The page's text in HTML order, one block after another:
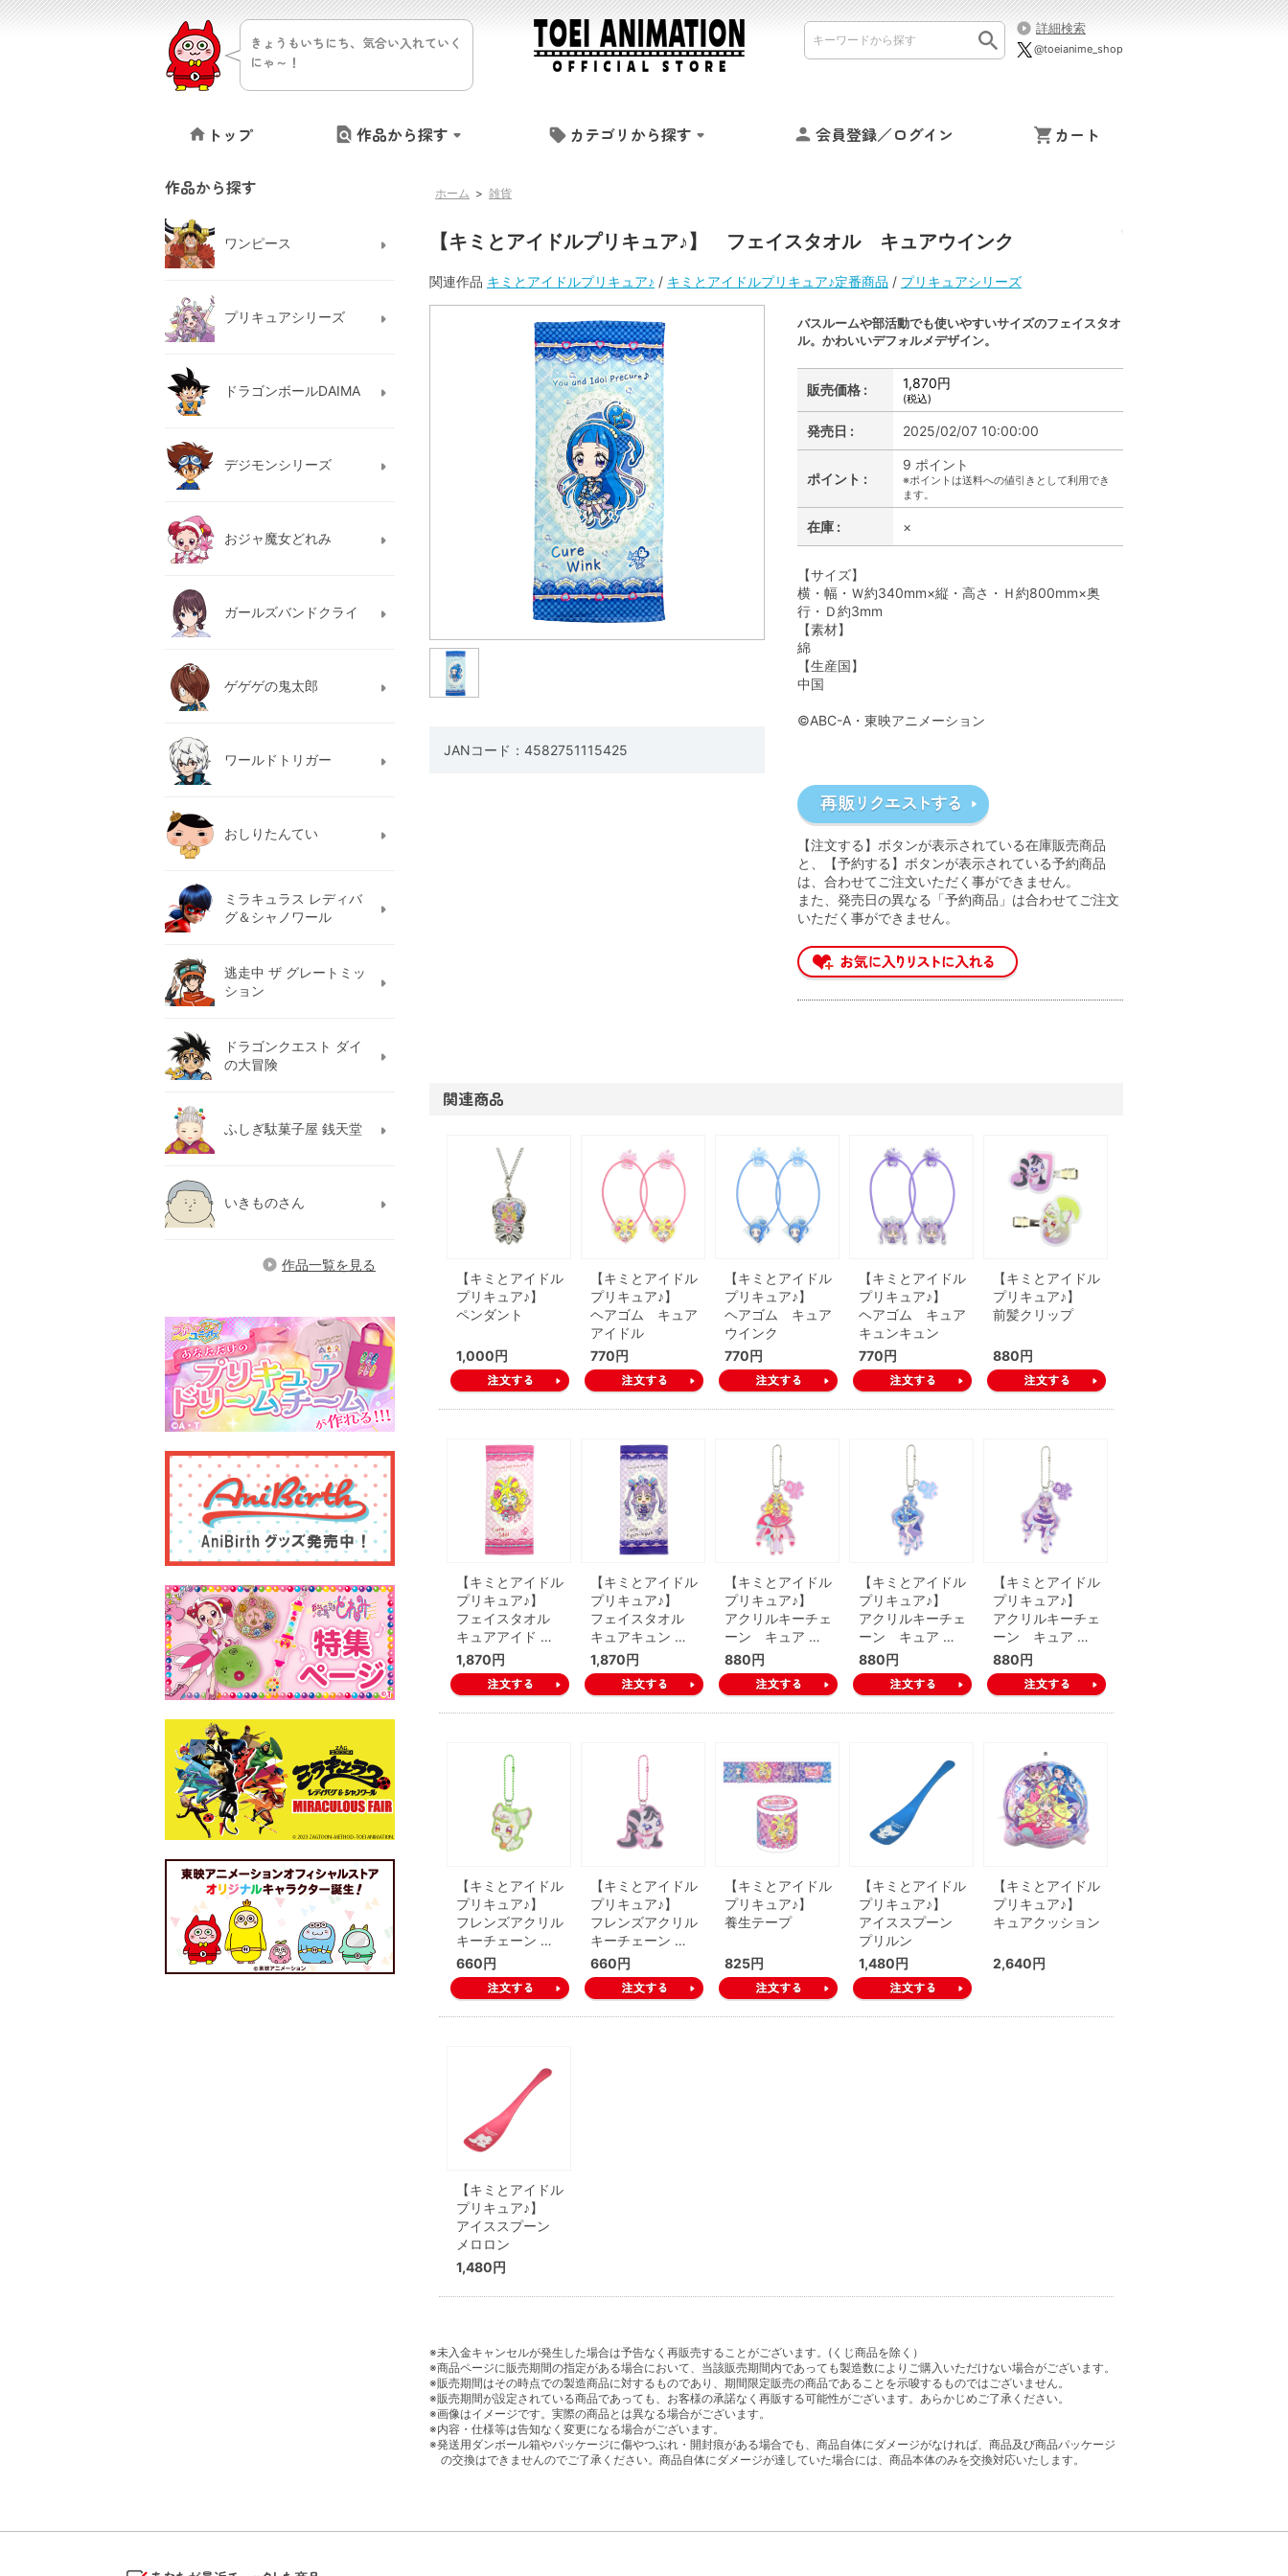
きょうもいちにち、気合い入れていく
にゃ～！
詳細検索
@toeianime_shop
トップ 作品から探す カテゴリから探す 会員登録／ログイン カート
ホーム > 雑貨
【キミとアイドルプリキュア♪】 フェイスタオル キュアウインク
関連作品 キミとアイドルプリキュア♪ / キミとアイドルプリキュア♪定番商品 / プリキュアシリーズ
JANコード：4582751115425
バスルームや部活動でも使いやすいサイズのフェイスタオ
ル。かわいいデフォルメデザイン。
販売価格 : 1,870円
(税込)
発売日 : 2025/02/07 10:00:00
ポイント :
9 ポイント
※ポイントは送料への値引きとして利用でき
ます。
在庫 : ×
【サイズ】
横・幅・Ｗ約340mm×縦・高さ・Ｈ約800mm×奥
行・Ｄ約3mm
【素材】
綿
【生産国】
中国
©ABC-A・東映アニメーション
【注文する】ボタンが表示されている在庫販売商品
と、【予約する】ボタンが表示されている予約商品
は、合わせてご注文いただく事ができません。
また、発売日の異なる「予約商品」は合わせてご注文
いただく事ができません。
関連商品
【キミとアイドル
プリキュア♪】
ペンダント
1,000円
【キミとアイドル
プリキュア♪】
ヘアゴム キュア
アイドル
770円
【キミとアイドル
プリキュア♪】
ヘアゴム キュア
ウインク
770円
【キミとアイドル
プリキュア♪】
ヘアゴム キュア
キュンキュン
770円
【キミとアイドル
プリキュア♪】
前髪クリップ
880円
【キミとアイドル
プリキュア♪】
フェイスタオル
キュアアイド …
1,870円
【キミとアイドル
プリキュア♪】
フェイスタオル
キュアキュン …
1,870円
【キミとアイドル
プリキュア♪】
アクリルキーチェ
ーン キュア …
880円
【キミとアイドル
プリキュア♪】
アクリルキーチェ
ーン キュア …
880円
【キミとアイドル
プリキュア♪】
アクリルキーチェ
ーン キュア …
880円
【キミとアイドル
プリキュア♪】
フレンズアクリル
キーチェーン …
660円
【キミとアイドル
プリキュア♪】
フレンズアクリル
キーチェーン …
660円
【キミとアイドル
プリキュア♪】
養生テープ
825円
【キミとアイドル
プリキュア♪】
アイススプーン
プリルン
1,480円
【キミとアイドル
プリキュア♪】
キュアクッション
2,640円
【キミとアイドル
プリキュア♪】
アイススプーン
メロロン
1,480円
※未入金キャンセルが発生した場合は予告なく再販売することがございます。(くじ商品を除く）
※商品ページに販売期間の指定がある場合において、当該販売期間内であっても製造数によりご購入いただけない場合がございます。
※販売期間はその時点での製造商品に対するものであり、期間限定販売の商品であることを示唆するものではございません。
※販売期間が設定されている商品であっても、お客様の承諾なく再販する可能性がございます。あらかじめご了承ください。
※画像はイメージです。実際の商品とは異なる場合がございます。
※内容・仕様等は告知なく変更になる場合がございます。
※発送用ダンボール箱やパッケージに傷やつぶれ・開封痕がある場合でも、商品自体にダメージがなければ、商品及び商品パッケージ
の交換はできませんのでご了承ください。商品自体にダメージが達していた場合には、商品本体のみを交換対応いたします。
作品から探す
ワンピース
プリキュアシリーズ
ドラゴンボールDAIMA
デジモンシリーズ
おジャ魔女どれみ
ガールズバンドクライ
ゲゲゲの鬼太郎
ワールドトリガー
おしりたんてい
ミラキュラス レディバ
グ＆シャノワール
逃走中 ザ グレートミッ
ション
ドラゴンクエスト ダイ
の大冒険
ふしぎ駄菓子屋 銭天堂
いきものさん
作品一覧を見る